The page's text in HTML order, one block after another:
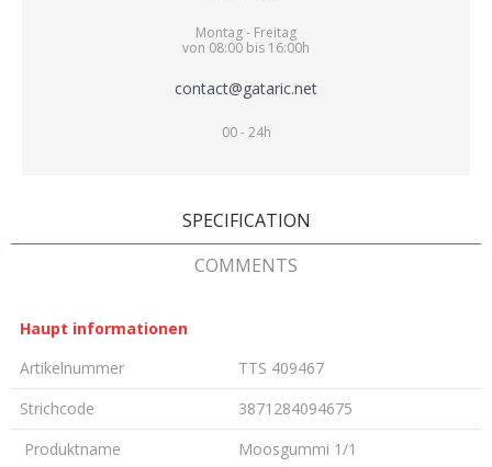
Montag - Freitag
von 08:00 bis 16:00h
contact@gataric.net
00 - 24h
SPECIFICATION
COMMENTS
Haupt informationen
Artikelnummer
TTS 409467
Strichcode
3871284094675
Produktname
Moosgummi 1/1